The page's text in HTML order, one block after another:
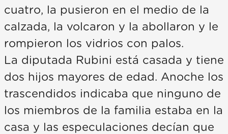
cuatro, la pusieron en el medio de la
calzada, la volcaron y la abollaron y le
rompieron los vidrios con palos.
La diputada Rubini está casada y tiene
dos hijos mayores de edad. Anoche los
trascendidos indicaba que ninguno de
los miembros de la familia estaba en la
casa y las especulaciones decían que